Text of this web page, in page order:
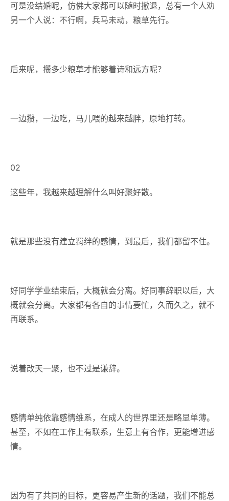
可是没结婚呢，仿佛大家都可以随时撤退，总有一个人劝
另一个人说： 不行啊，兵马未动，粮草先行。
后来呢，攒多少粮草才能够着诗和远方呢？
一边攒，一边吃，马儿喂的越来越胖，原地打转。
02
这些年，我越来越理解什么叫好聚好散。
就是那些没有建立羁绊的感情，到最后，我们都留不住。
好同学学业结束后，大概就会分离。好同事辞职以后，大
概就会分离。大家都有各自的事情要忙，久而久之，就不
再联系。
说着改天一聚，也不过是谦辞。
感情单纯依靠感情维系，在成人的世界里还是略显单薄。
甚至，不如在工作上有联系，生意上有合作，更能增进感
情。
因为有了共同的目标，更容易产生新的话题，我们不能总